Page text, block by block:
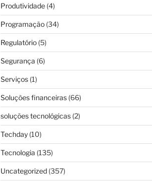
Produtividade(4)
Programação(34)
Regulatório(5)
Segurança (6)
Serviços(1)
Soluções financeiras(66)
soluções tecnológicas(2)
Techday(10)
Tecnologia (135)
Uncategorized(357)